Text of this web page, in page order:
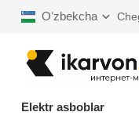
Oʻzbekcha
Elektr asboblar